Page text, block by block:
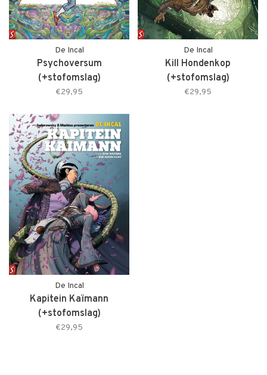
De Incal
Psychoversum
(+stofomslag)
€29,95
De Incal
Kill Hondenkop
(+stofomslag)
€29,95
De Incal
Kapitein Kaïmann
(+stofomslag)
€29,95